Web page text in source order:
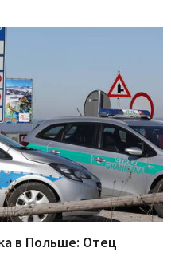
в Польше: Отец